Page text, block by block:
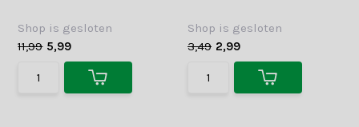
Shop is gesloten
11,99 5,99
Shop is gesloten
3,49 2,99